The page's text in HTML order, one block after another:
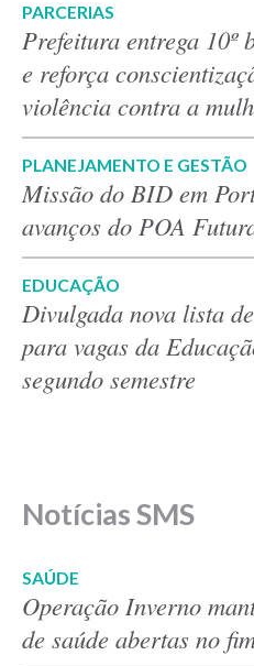
PARCERIAS
Prefeitura entrega 10º
e reforça
violência contra a
PLANEJAMENTO E GESTÃO
Missão do BID em
avanços do POA
EDUCAÇÃO
Divulgada nova lista
para vagas da
segundo semestre
Notícias SMS
SAÚDE
Operação Inverno
de saúde abertas no